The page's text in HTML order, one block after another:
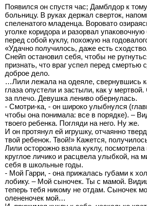
Появился он спустя час; Дамблдор к
больницу. В руках держал сверток,
спеленатого младенца. Воровато
уголке коридора и разорвал
перед собой куклу, похожую на
«Удачно получилось, даже есть
Снейп остановил себя, чтобы не
признать, что враг успел перед смертью
доброе дело.
…Лили лежала на одеяле, свернувшись
глаза опустели и застыли, как у
за плечо. Девушка лениво обернулась.
- Смотри-ка, - он широко улыбнулся
чтобы она понимала: все в порядке). –
твоего ребенка. Погляди на него. Ну же.
И он протянул ей игрушку, отчаянно
твой ребенок. Твой!» Кажется,
Лили осторожно взяла куклу, посмотрела
круглое личико и расцвела улыбкой, на
себя в школьные годы.
- Мой Гарри, - она прижалась губами к
лобику. – Мой сыночек. Ты с мамой.
теперь тебя никому не отдам. Сыночек
олененочек мой…